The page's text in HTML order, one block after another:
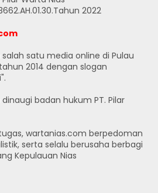
2022
satu media online di Pulau
2014 dengan slogan
badan hukum PT. Pilar
wartanias.com berpedoman
serta selalu berusaha berbagi
Kepulauan Nias